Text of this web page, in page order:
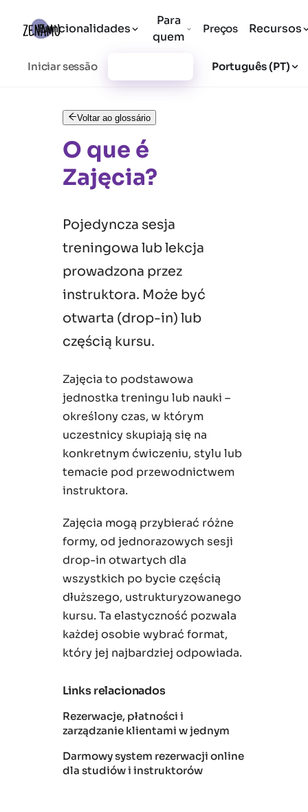
Funcionalidades
Para
quem
Preços Recursos
Iniciar sessão Português (PT)
Voltar ao glossário
O que é
Zajęcia?
Pojedyncza sesja
treningowa lub lekcja
prowadzona przez
instruktora. Może być
otwarta (drop-in) lub
częścią kursu.
Zajęcia to podstawowa
jednostka treningu lub nauki –
określony czas, w którym
uczestnicy skupiają się na
konkretnym ćwiczeniu, stylu lub
temacie pod przewodnictwem
instruktora.
Zajęcia mogą przybierać różne
formy, od jednorazowych sesji
drop-in otwartych dla
wszystkich po bycie częścią
dłuższego, ustrukturyzowanego
kursu. Ta elastyczność pozwala
każdej osobie wybrać format,
który jej najbardziej odpowiada.
Links relacionados
Rezerwacje, płatności i
zarządzanie klientami w jednym
Darmowy system rezerwacji online
dla studiów i instruktorów